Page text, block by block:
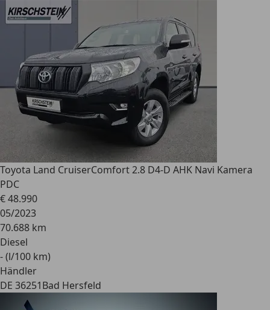
Toyota Land CruiserComfort 2.8 D4-D AHK Navi Kamera
PDC
€ 48.990
05/2023
70.688 km
Diesel
- (l/100 km)
Händler
DE 36251Bad Hersfeld